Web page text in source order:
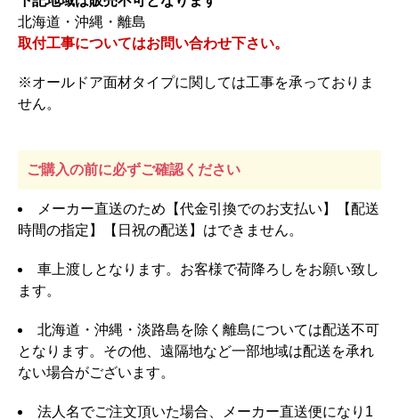
北海道・沖縄・離島
取付工事についてはお問い合わせ下さい。
※オールドア面材タイプに関しては工事を承っておりま
せん。
ご購入の前に必ずご確認ください
メーカー直送のため【代金引換でのお支払い】【配送
時間の指定】【日祝の配送】はできません。
車上渡しとなります。お客様で荷降ろしをお願い致し
ます。
北海道・沖縄・淡路島を除く離島については配送不可
となります。その他、遠隔地など一部地域は配送を承れ
ない場合がございます。
法人名でご注文頂いた場合、メーカー直送便になり1